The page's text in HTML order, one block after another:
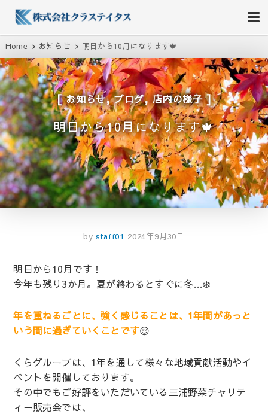
株式会社クラステイタス
地域のコミュニティーを大切にする企業
Home お知らせ 明日から10月になります🍁
お知らせ,ブログ,店内の様子
明日から10月になります🍁
by staff01 2024年9月30日
明日から10月です！
今年も残り3か月。夏が終わるとすぐに冬…❄️
年を重ねるごとに、強く感じることは、1年間があっと
いう間に過ぎていくことです😌
くらグループは、1年を通して様々な地域貢献活動やイ
ベントを開催しております。
その中でもご好評をいただいている三浦野菜チャリテ
ィー販売会では、